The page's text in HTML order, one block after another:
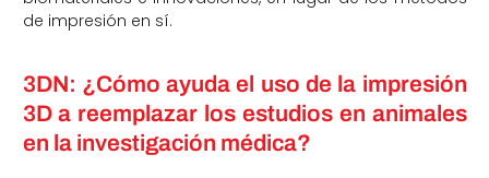
de impresión en sí.
3DN: ¿Cómo ayuda el uso de la impresión
3D a reemplazar los estudios en animales
en la investigación médica?